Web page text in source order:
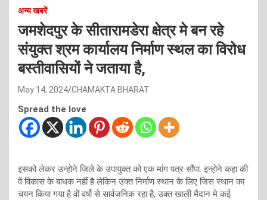
अन्य खबरें
जमशेदपुर के सीतारामडेरा क्षेत्र मे बन रहे
संयुक्त श्रम कार्यालय निर्माण स्थल का विरोध
बस्तीवासियों ने जताया है,
May 14, 2024 CHAMAKTA BHARAT
Spread the love
इसको लेकर उन्होने जिले के उपायुक्त को एक मांग पत्र सौंपा. इन्होने कहा की
वें विकास के बाधक नहीं है लेकिन उक्त निर्माण स्थान के लिए जिस स्थान का
चयन किया गया है वों वर्षो से सार्वजनिक रहा है, उक्त खाली मैदान मे कई